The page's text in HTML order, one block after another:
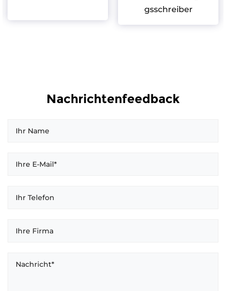
gsschreiber
Nachrichtenfeedback